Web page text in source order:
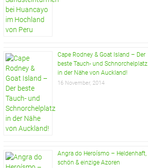
Cape Rodney & Goat Island – Der
beste Tauch- und Schnorchelplatz
in der Nähe von Auckland!
16 November, 2014
Angra do Heroísmo – Heldenhaft,
schön & einzige Azoren